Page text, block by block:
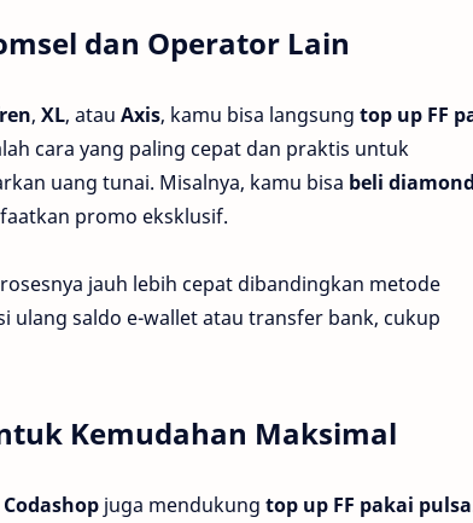
dan Operator Lain
, XL, atau Axis, kamu bisa langsung top up FF
cara yang paling cepat dan praktis untuk
uang tunai. Misalnya, kamu bisa beli
promo eksklusif.
jauh lebih cepat dibandingkan metode
ulang saldo e-wallet atau transfer bank, cukup
Kemudahan Maksimal
Codashop juga mendukung top up FF pakai pulsa